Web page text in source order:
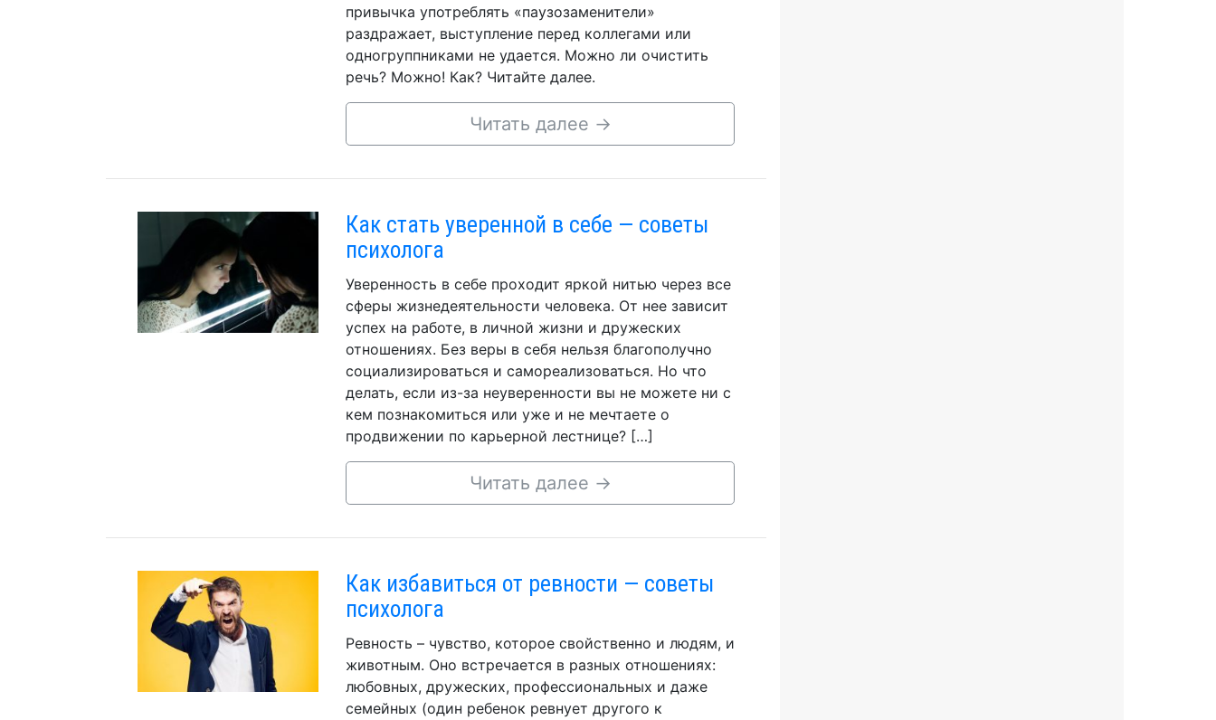
привычка употреблять «паузозаменители»
раздражает, выступление перед коллегами или
одногруппниками не удается. Можно ли очистить
речь? Можно! Как? Читайте далее.
Читать далее →
Как стать уверенной в себе — советы
психолога
Уверенность в себе проходит яркой нитью через все
сферы жизнедеятельности человека. От нее зависит
успех на работе, в личной жизни и дружеских
отношениях. Без веры в себя нельзя благополучно
социализироваться и самореализоваться. Но что
делать, если из-за неуверенности вы не можете ни с
кем познакомиться или уже и не мечтаете о
продвижении по карьерной лестнице? […]
Читать далее →
Как избавиться от ревности — советы
психолога
Ревность – чувство, которое свойственно и людям, и
животным. Оно встречается в разных отношениях:
любовных, дружеских, профессиональных и даже
семейных (один ребенок ревнует другого к